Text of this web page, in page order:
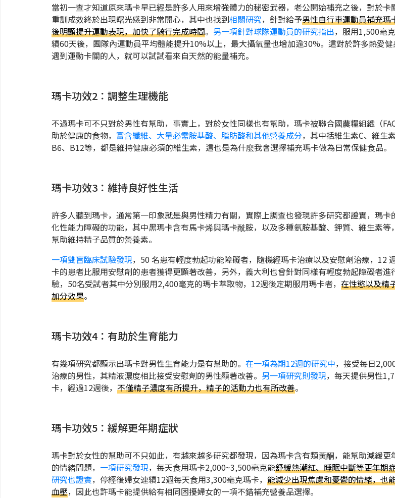
當初一查才知道原來瑪卡早已經是許多人用來增強體力的秘密武器，老公開始補充之後，對於卡
重訓成效終於出現曙光感到非常開心，其中也找到相關研究，針對給予男性自行車運動員補充瑪
後明顯提升運動表現，加快了騎行完成時間。 另一項針對球隊運動員的研究指出，服用1,500毫
續60天後，團隊內運動員平均體能提升10%以上，最大攝氧量也增加逾30%。這對於許多熱愛
遇到運動卡關的人，就可以試試看來自天然的能量補充。
瑪卡功效2：調整生理機能
不過瑪卡可不只對於男性有幫助，事實上，對於女性同樣也有幫助，瑪卡被聯合國農糧組織（
助於健康的食物， 富含纖維、大量必需胺基酸、脂肪酸和其他營養成分，其中括維生素C、維生素
B6、B12等，都是維持健康必須的維生素，這也是為什麼我會選擇補充瑪卡做為日常保健食品。
瑪卡功效3：維持良好性生活
許多人聽到瑪卡，通常第一印象就是與男性精力有關，實際上調查也發現許多研究都證實，瑪卡
化性能力障礙的功能，其中黑瑪卡含有馬卡烯與瑪卡酰胺，以及多種氨胺基酸、鉀質、維生素等
幫助維持精子品質的營養素。
一項雙盲臨床試驗發現，50 名患有輕度勃起功能障礙者，隨機經瑪卡治療以及安慰劑治療，12
卡的患者比服用安慰劑的患者獲得更顯著改善，另外，義大利也曾針對同樣有輕度勃起障礙者進
驗，50名受試者其中分別服用2,400毫克的瑪卡萃取物，12週後定期服用瑪卡者， 在性慾以及精
加分效果。
瑪卡功效4：有助於生育能力
有幾項研究都顯示出瑪卡對男性生育能力是有幫助的。 在一項為期12週的研究中，接受每日
治療的男性，其精液濃度相比接受安慰劑的男性顯著改善。 另一項研究則發現，每天提供男性
卡，經過12週後， 不僅精子濃度有所提升，精子的活動力也有所改善。
瑪卡功效5：緩解更年期症狀
瑪卡對於女性的幫助可不只如此，有越來越多研究都發現，因為瑪卡含有類黃酮，能幫助減緩更
的情緒問題， 一項研究發現，每天食用瑪卡2,000~3,500毫克能舒緩熱潮紅、睡眠中斷等更年期
研究也證實，停經後婦女連續12週每天食用3,300毫克瑪卡， 能減少出現焦慮和憂鬱的情緒，也
血壓，因此也許瑪卡能提供給有相同困擾婦女的一項不錯補充營養品選擇。